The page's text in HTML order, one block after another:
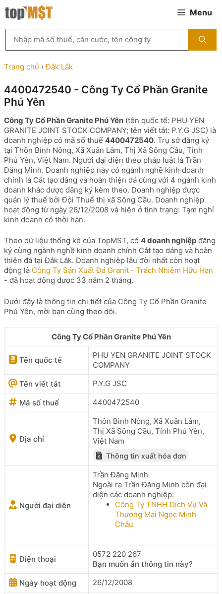
Chuyển
đến
Menu
kiếm
MST
theo
tên
ty,
người
diện
hoặc
mã
số
thuế
...
Trang chủ ›Đắk Lắk
4400472540 - Công Ty Cổ Phần Granite
Phú Yên
Công Ty Cổ Phần Granite Phú Yên (tên quốc tế: PHU YEN
GRANITE JOINT STOCK COMPANY; tên viết tắt: P.Y.G JSC) là
doanh nghiệp có mã số thuế 4400472540. Trụ sở đăng ký
tại Thôn Bình Nông, Xã Xuân Lâm, Thị Xã Sông Cầu, Tỉnh
Phú Yên, Việt Nam. Người đại diện theo pháp luật là Trần
Đăng Minh. Doanh nghiệp này có ngành nghề kinh doanh
chính là Cắt tạo dáng và hoàn thiện đá cùng với 4 ngành kinh
doanh khác được đăng ký kèm theo. Doanh nghiệp được
quản lý thuế bởi Đội Thuế thị xã Sông Cầu. Doanh nghiệp
hoạt động từ ngày 26/12/2008 và hiện ở tình trạng: Tạm nghỉ
kinh doanh có thời hạn.
Theo dữ liệu thống kê của TopMST, có 4 doanh nghiệp đăng
ký cùng ngành nghề kinh doanh chính Cắt tạo dáng và hoàn
thiện đá tại Đắk Lắk. Doanh nghiệp lâu đời nhất còn hoạt
động là Công Ty Sản Xuất Đá Granit - Trách Nhiệm Hữu Hạn
- đã hoạt động được 33 năm 2 tháng.
Dưới đây là thông tin chi tiết của Công Ty Cổ Phần Granite
Phú Yên, mời bạn cùng theo dõi.
Công Ty Cổ Phần Granite Phú Yên
Tên quốc tế
PHU YEN GRANITE JOINT STOCK
COMPANY
Tên viết tắt
P.Y.G JSC
Mã số thuế 4400472540
Địa chỉ
Thôn Bình Nông, Xã Xuân Lâm,
Thị Xã Sông Cầu, Tỉnh Phú Yên,
Việt Nam
Thông tin xuất hóa đơn
Người đại diện
Trần Đăng Minh
Ngoài ra Trần Đăng Minh còn đại
diện các doanh nghiệp:
Công Ty TNHH Dịch Vụ Và
Thương Mại Ngọc Minh
Châu
Điện thoại
0572 220 267
Bạn muốn ẩn thông tin này?
Ngày hoạt động
26/12/2008